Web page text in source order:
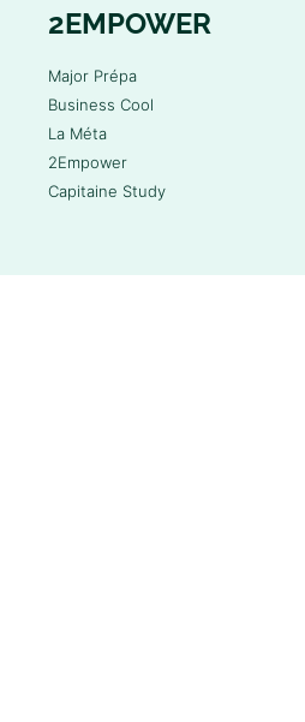
2EMPOWER
Major Prépa
Business Cool
La Méta
2Empower
Capitaine Study